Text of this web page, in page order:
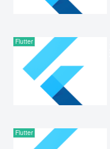
Flutter
Flutter